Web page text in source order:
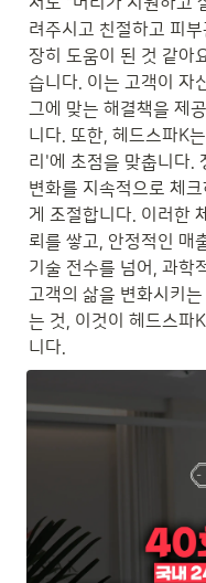
려주시고 친절하고 피
장히 도움이 된 것 같아
습니다. 이는 고객이 자
그에 맞는 해결책을 제
니다. 또한, 헤드스파K
리'에 초점을 맞춥니다.
변화를 지속적으로 체
게 조절합니다. 이러한
뢰를 쌓고, 안정적인 매
기술 전수를 넘어, 과학
고객의 삶을 변화시키
는 것, 이것이 헤드스파
니다.